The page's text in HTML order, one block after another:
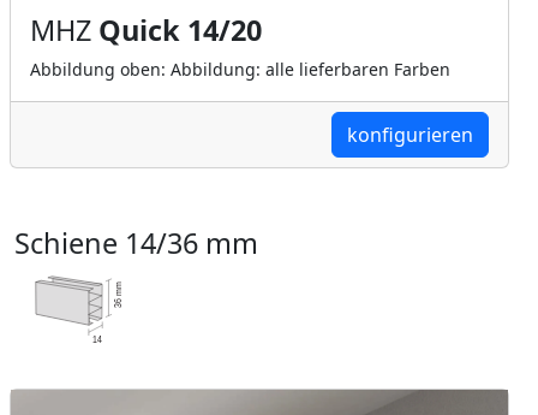
MHZ Quick 14/20
Abbildung oben: Abbildung: alle lieferbaren Farben
konfigurieren
Schiene 14/36 mm